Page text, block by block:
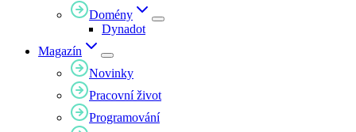
Domény
Dynadot
Magazín
Novinky
Pracovní život
Programování